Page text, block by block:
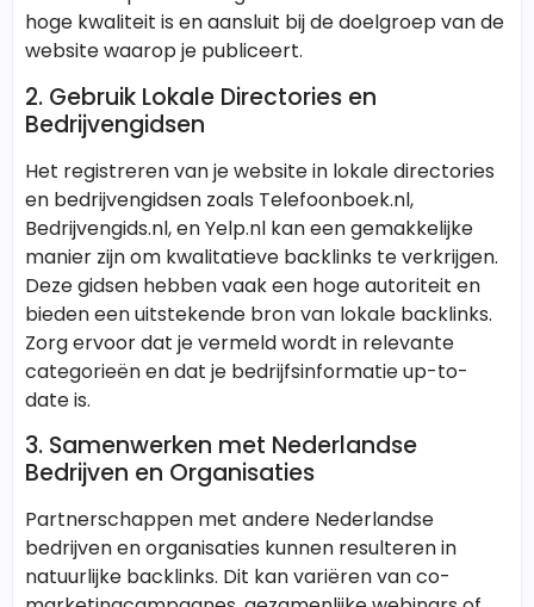
hoge kwaliteit is en aansluit bij de doelgroep van de
website waarop je publiceert.
2. Gebruik Lokale Directories en
Bedrijvengidsen
Het registreren van je website in lokale directories
en bedrijvengidsen zoals Telefoonboek.nl,
Bedrijvengids.nl, en Yelp.nl kan een gemakkelijke
manier zijn om kwalitatieve backlinks te verkrijgen.
Deze gidsen hebben vaak een hoge autoriteit en
bieden een uitstekende bron van lokale backlinks.
Zorg ervoor dat je vermeld wordt in relevante
categorieën en dat je bedrijfsinformatie up-to-
date is.
3. Samenwerken met Nederlandse
Bedrijven en Organisaties
Partnerschappen met andere Nederlandse
bedrijven en organisaties kunnen resulteren in
natuurlijke backlinks. Dit kan variëren van co-